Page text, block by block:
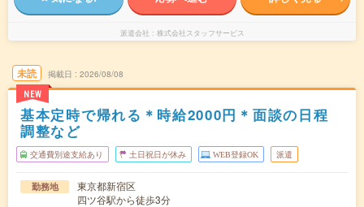
派遣会社 株式会社スタッフサービス
未読
NEW
掲載日 2026/08/08
基本定時で帰れる＊時給2000円＊面談の日程
調整など
交通費別途支給あり 土日祝日が休み WEB登録OK 派遣
勤務地
東京都新宿区
四ツ谷駅から徒歩3分